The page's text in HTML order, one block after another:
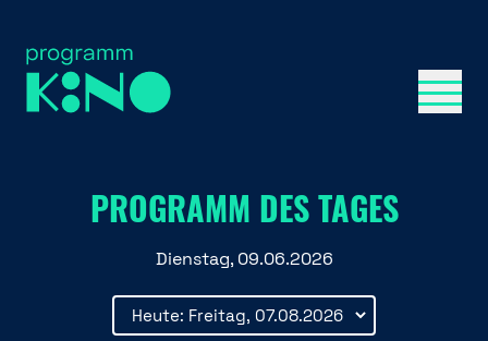
PROGRAMM DES TAGES
Dienstag, 09.06.2026